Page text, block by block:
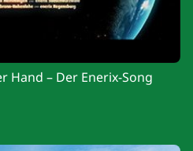
Hand – Der Enerix-Song